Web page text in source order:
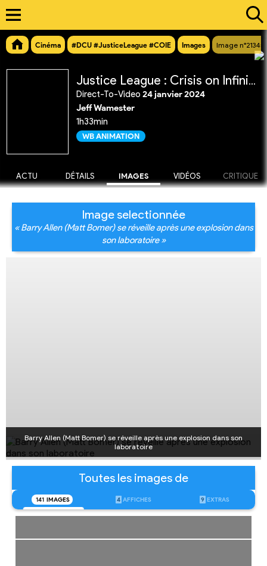
Cinéma #DCU #JusticeLeague #COIE Images Image n°21345
Justice League : Crisis on Infinite Earths Partie 1
Direct-To-Video 24 janvier 2024
Jeff Wamester
1h33min
WB ANIMATION
ACTU DÉTAILS IMAGES VIDÉOS CRITIQUE
Image selectionnée
« Barry Allen (Matt Bomer) se réveille après une explosion dans
son laboratoire »
Barry Allen (Matt Bomer) se réveille après une explosion dans son
laboratoire
Toutes les images de
141 IMAGES 4 AFFICHES 9 EXTRAS